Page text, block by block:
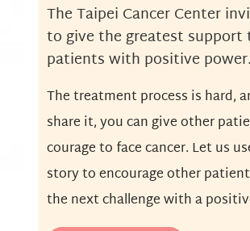
The Taipei Cancer Center
to give the greatest
patients with positive power.
The treatment process is hard,
share it, you can give other
courage to face cancer. Let us
story to encourage other
the next challenge with a